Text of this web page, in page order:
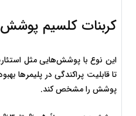
کربنات کلسیم پوشش‌دار (Coated)
پوشش را مشخص کند.